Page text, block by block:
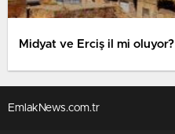
Midyat ve Erciş il mi oluyor?
EmlakNews.com.tr